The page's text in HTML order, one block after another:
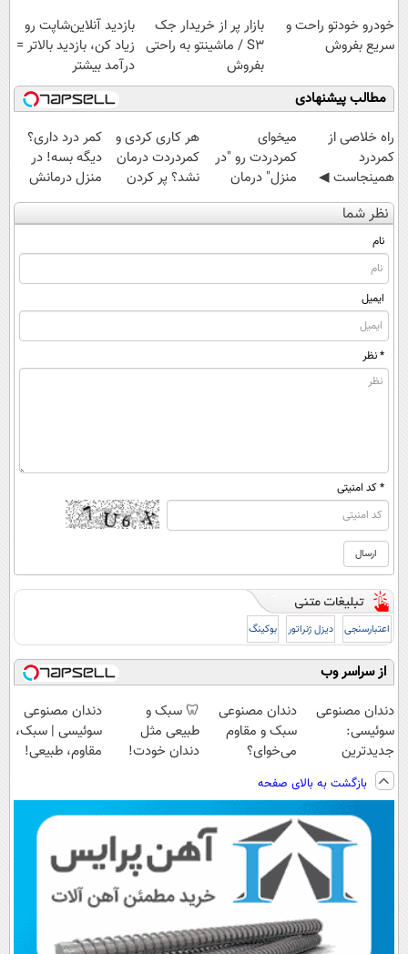
قسطی
خودرو خودتو راحت و
سریع بفروش
بازار پر از خریدار جک
S3 / ماشینتو به راحتی
بفروش
بازدید آنلاین‌شاپت رو
زیاد کن، بازدید بالاتر =
درآمد بیشتر
مطالب پیشنهادی
‌راه خلاصی از
کمردرد
همینجاست ◀
فقط کافیه فرم
رو پر کنی!
میخوای
کمردردت رو "در
منزل" درمان
کنی؟ (◂فیلم +
◂پرسش‌نامه)
هر کاری کردی و
کمردردت درمان
نشد؟ پر کردن
پرسشنامه و
دریافت راه حل
کمر درد داری؟
دیگه بسه! در
منزل درمانش
کن
(◀پرسش‌نامه)
نظر شما
نام
ایمیل
* نظر
* کد امنیتی
اعتبارسنجی دیزل ژنراتور بوکینگ
از سراسر وب
دندان مصنوعی
سوئیسی:
جدیدترین
فناوری اروپا،
سبک و مقاوم |
پرداخت قسطی
دندان مصنوعی
سبک و مقاوم
می‌خوای؟
هم داریم!😍 |
📍تهران
🦷 سبک و
طبیعی مثل
دندان خودت!
💳 📍 تهران
دندان مصنوعی
سوئیسی | سبک،
مقاوم، طبیعی!
اقساطی😍
بازگشت به بالای صفحه